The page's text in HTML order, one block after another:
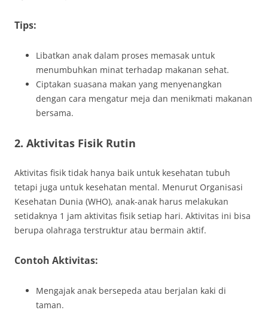
Tips:
Libatkan anak dalam proses memasak untuk
menumbuhkan minat terhadap makanan sehat.
Ciptakan suasana makan yang menyenangkan
dengan cara mengatur meja dan menikmati makanan
bersama.
2. Aktivitas Fisik Rutin
Aktivitas fisik tidak hanya baik untuk kesehatan tubuh
tetapi juga untuk kesehatan mental. Menurut Organisasi
Kesehatan Dunia (WHO), anak-anak harus melakukan
setidaknya 1 jam aktivitas fisik setiap hari. Aktivitas ini bisa
berupa olahraga terstruktur atau bermain aktif.
Contoh Aktivitas:
Mengajak anak bersepeda atau berjalan kaki di
taman.